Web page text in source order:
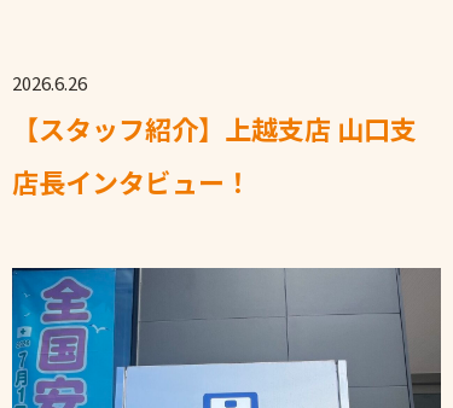
ブログ
よくある質問
お問い合わせ
2026.6.26
【スタッフ紹介】上越支店 山口支
店長インタビュー！